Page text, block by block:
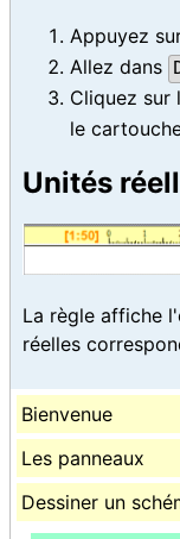
Appuyez
Allez dans
Cliquez sur
le
Unités
La règle affiche
réelles
Bienvenue
Les panneaux
Dessiner un